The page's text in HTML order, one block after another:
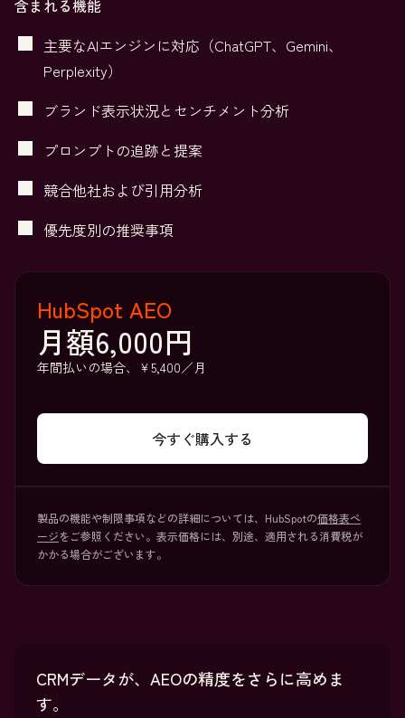
含まれる機能
主要なAIエンジンに対応（ChatGPT、Gemini、
Perplexity）
ブランド表示状況とセンチメント分析
プロンプトの追跡と提案
競合他社および引用分析
優先度別の推奨事項
HubSpot AEO
月額6,000円
年間払いの場合、￥5,400／月
今すぐ購入する
製品の機能や制限事項などの詳細については、HubSpotの価格表ペ
ージをご参照ください。表示価格には、別途、適用される消費税が
かかる場合がございます。
CRMデータが、AEOの精度をさらに高めま
す。